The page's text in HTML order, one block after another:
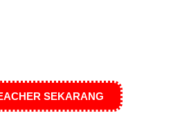
SEKARANG